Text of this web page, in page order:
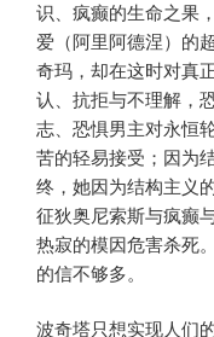
识、疯癫的生命之果
爱（阿里阿德涅）的
奇玛，却在这时对真
认、抗拒与不理解，
志、恐惧男主对永恒
苦的轻易接受；因为
终，她因为结构主义
征狄奥尼索斯与疯癫
热寂的模因危害杀死
的信不够多。
波奇塔只想实现人们